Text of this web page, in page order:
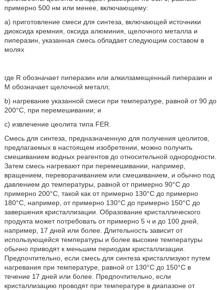
примерно 500 нм или менее, включающему:
а) приготовление смеси для синтеза, включающей источники
диоксида кремния, оксида алюминия, щелочного металла и
пиперазин, указанная смесь обладает следующим составом в
молях
где R обозначает пиперазин или алкилзамещенный пиперазин и
М обозначает щелочной металл;
b) нагревание указанной смеси при температуре, равной от 90 до
200°С, при перемешивании; и
c) извлечение цеолита типа FER.
Смесь для синтеза, предназначенную для получения цеолитов,
предлагаемых в настоящем изобретении, можно получить
смешиванием водных реагентов до относительной однородности.
Затем смесь нагревают при перемешивании, например,
вращением, переворачиванием или смешиванием, и обычно под
давлением до температуры, равной от примерно 90°С до
примерно 200°С, такой как от примерно 130°С до примерно
180°С, например, от примерно 130°С до примерно 150°С до
завершения кристаллизации. Образование кристаллического
продукта может потребовать от примерно 5 ч и до 100 дней,
например, 17 дней или более. Длительность зависит от
использующейся температуры и более высокие температуры
обычно приводят к меньшим периодам кристаллизации.
Предпочтительно, если смесь для синтеза кристаллизуют путем
нагревания при температуре, равной от 130°С до 150°С в
течение 17 дней или более. Предпочтительно, если
кристаллизацию проводят при температуре в диапазоне от